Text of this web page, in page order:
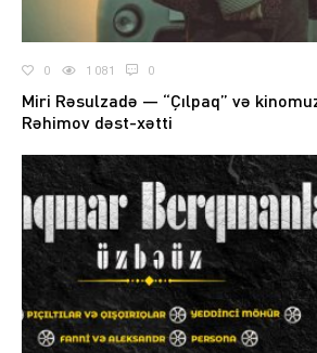
0 1 081 0
Miri Rəsulzadə — “Çılpaq” və
Rəhimov dəst-xətti